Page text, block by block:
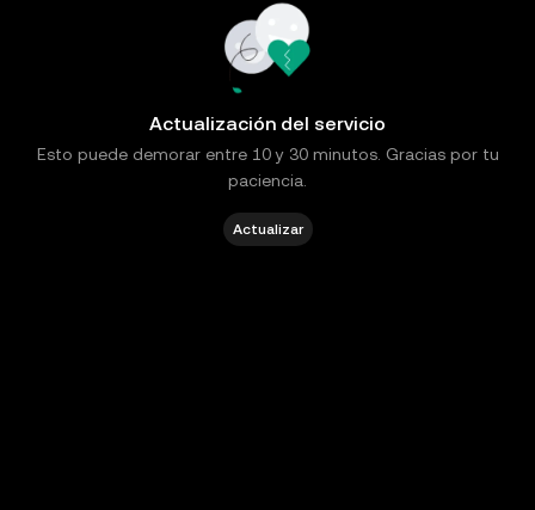
Actualización del servicio
Esto puede demorar entre 10 y 30 minutos. Gracias por tu
paciencia.
Actualizar